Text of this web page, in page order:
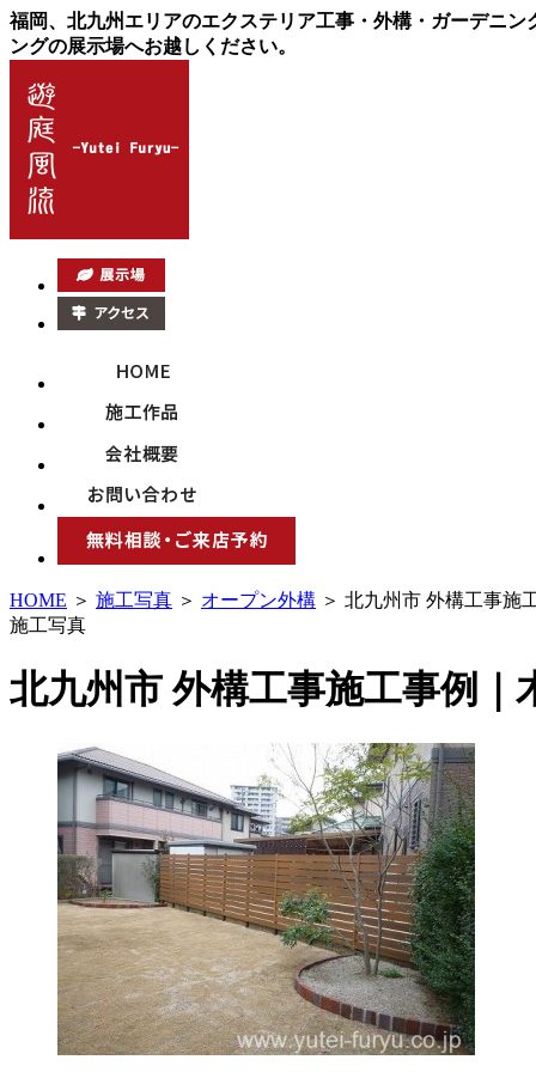
福岡、北九州エリアのエクステリア工事・外構・ガーデニ
ングの展示場へお越しください。
HOME ＞ 施工写真 ＞ オープン外構 ＞ 北九州市 外構工事施
施工写真
北九州市 外構工事施工事例